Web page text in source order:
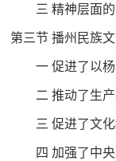
三 精神层面的
第三节 播州民族
一 促进了以杨
二 推动了生产
三 促进了文化
四 加强了中央